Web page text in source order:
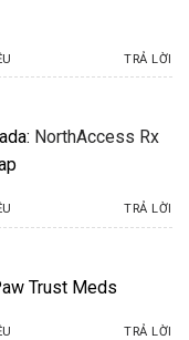
TRẢ LỜI
NorthAccess Rx
TRẢ LỜI
Trust Meds
TRẢ LỜI